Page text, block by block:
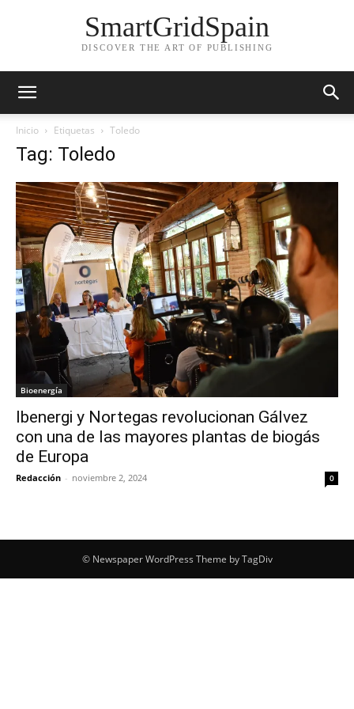
SmartGridSpain
DISCOVER THE ART OF PUBLISHING
Inicio Etiquetas Toledo
Tag: Toledo
Bioenergía
Ibenergi y Nortegas revolucionan Gálvez
con una de las mayores plantas de biogás
de Europa
Redacción - noviembre 2, 2024 0
© Newspaper WordPress Theme by TagDiv